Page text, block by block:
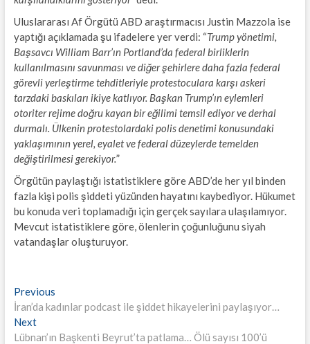
Uluslararası Af Örgütü ABD araştırmacısı Justin Mazzola ise
yaptığı açıklamada şu ifadelere yer verdi: “Trump yönetimi,
Başsavcı William Barr’ın Portland’da federal birliklerin
kullanılmasını savunması ve diğer şehirlere daha fazla federal
görevli yerleştirme tehditleriyle protestoculara karşı askeri
tarzdaki baskıları ikiye katlıyor. Başkan Trump’ın eylemleri
otoriter rejime doğru kayan bir eğilimi temsil ediyor ve derhal
durmalı. Ülkenin protestolardaki polis denetimi konusundaki
yaklaşımının yerel, eyalet ve federal düzeylerde temelden
değiştirilmesi gerekiyor.”
Örgütün paylaştığı istatistiklere göre ABD’de her yıl binden
fazla kişi polis şiddeti yüzünden hayatını kaybediyor. Hükumet
bu konuda veri toplamadığı için gerçek sayılara ulaşılamıyor.
Mevcut istatistiklere göre, ölenlerin çoğunluğunu siyah
vatandaşlar oluşturuyor.
Yazı
gezinmesi
PreviousPrevious
post:
İran’da kadınlar podcast ile şiddet hikayelerini paylaşıyor…
NextNext
post:
Lübnan’ın Başkenti Beyrut’ta patlama… Ölü sayısı 100’ü